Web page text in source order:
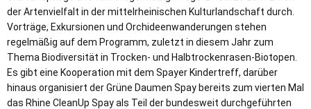
der Artenvielfalt in der mittelrheinischen Kulturlandschaft durch.
Vorträge, Exkursionen und Orchideenwanderungen stehen
regelmäßig auf dem Programm, zuletzt in diesem Jahr zum
Thema Biodiversität in Trocken- und Halbtrockenrasen-Biotopen.
Es gibt eine Kooperation mit dem Spayer Kindertreff, darüber
hinaus organisiert der Grüne Daumen Spay bereits zum vierten Mal
das Rhine CleanUp Spay als Teil der bundesweit durchgeführten